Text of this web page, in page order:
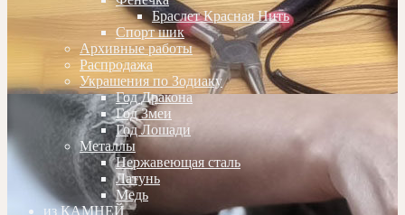
Браслет Красная Нить
Спорт шик
Архивные работы
Распродажа
Украшения по Зодиаку
Год Дракона
Год Змеи
Год Лошади
Металлы
Нержавеющая сталь
Латунь
Медь
из КАМНЕЙ